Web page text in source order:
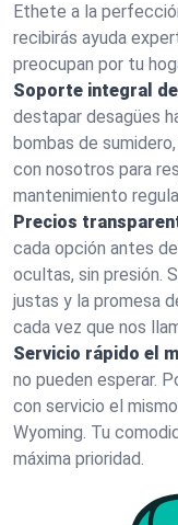
Ethete a la
recibirás ayuda
preocupan por tu
Soporte integral
destapar desagües
bombas de
con nosotros para
mantenimiento
Precios
cada opción antes
ocultas, sin presión.
justas y la promesa
cada vez que nos
Servicio rápido el
no pueden esperar.
con servicio el
Wyoming. Tu
máxima prioridad.